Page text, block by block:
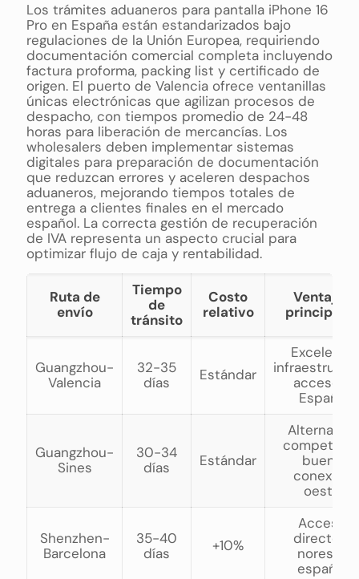
Los trámites aduaneros para pantalla iPhone 16
Pro en España están estandarizados bajo
regulaciones de la Unión Europea, requiriendo
documentación comercial completa incluyendo
factura proforma, packing list y certificado de
origen. El puerto de Valencia ofrece ventanillas
únicas electrónicas que agilizan procesos de
despacho, con tiempos promedio de 24-48
horas para liberación de mercancías. Los
wholesalers deben implementar sistemas
digitales para preparación de documentación
que reduzcan errores y aceleren despachos
aduaneros, mejorando tiempos totales de
entrega a clientes finales en el mercado
español. La correcta gestión de recuperación
de IVA representa un aspecto crucial para
optimizar flujo de caja y rentabilidad.
Ruta de
envío
Tiempo
de
tránsito
Costo
relativo
Ventajas
principales
Guangzhou-
Valencia
32-35
días
Estándar
Excelente
acceso a
España
Guangzhou-
Sines
30-34
días
Estándar
Alternativa
buena
conexión
oeste
Shenzhen-
Barcelona
35-40
días
+10%
Acceso
directo a
noreste
español